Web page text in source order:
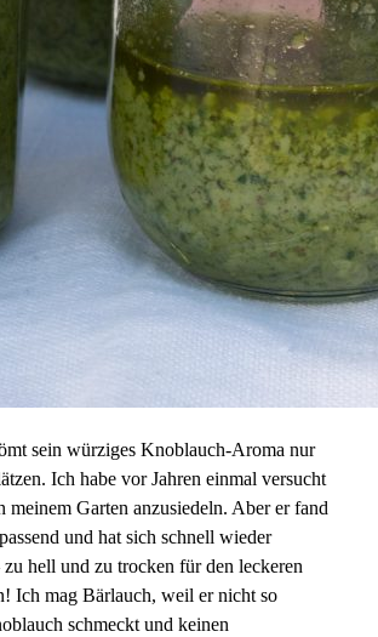
sein würziges Knoblauch-Aroma nur
Ich habe vor Jahren einmal versucht
meinem Garten anzusiedeln. Aber er fand
und hat sich schnell wieder
zu hell und zu trocken für den leckeren
Ich mag Bärlauch, weil er nicht so
schmeckt und keinen